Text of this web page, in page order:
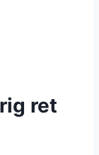
ret